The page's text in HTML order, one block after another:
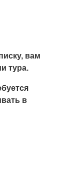
вам
тура.
в